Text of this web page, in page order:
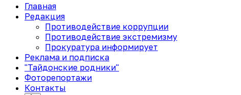
Главная
Редакция
Противодействие коррупции
Противодействие экстремизму
Прокуратура информирует
Реклама и подписка
"Тайдонские родники"
Фоторепортажи
Контакты